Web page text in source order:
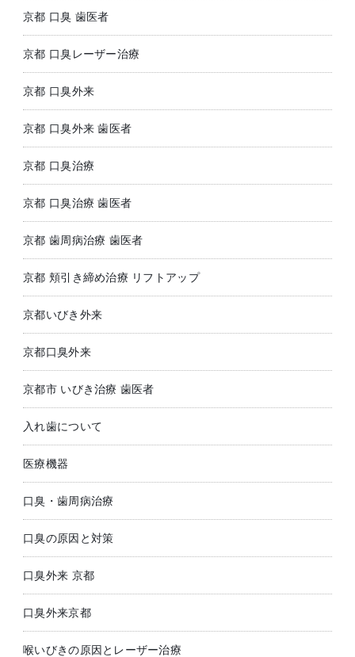
京都 口臭 歯医者
京都 口臭レーザー治療
京都 口臭外来
京都 口臭外来 歯医者
京都 口臭治療
京都 口臭治療 歯医者
京都 歯周病治療 歯医者
京都 頬引き締め治療 リフトアップ
京都いびき外来
京都口臭外来
京都市 いびき治療 歯医者
入れ歯について
医療機器
口臭・歯周病治療
口臭の原因と対策
口臭外来 京都
口臭外来京都
喉いびきの原因とレーザー治療